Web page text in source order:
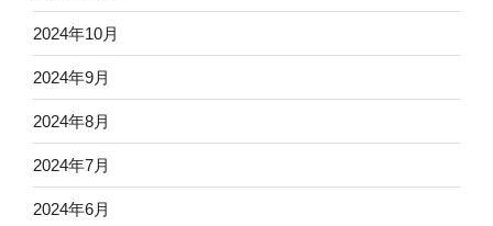
2024年10月
2024年9月
2024年8月
2024年7月
2024年6月